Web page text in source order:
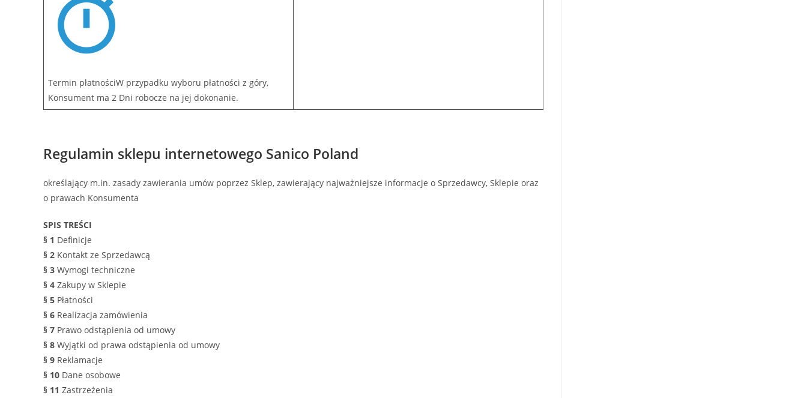
Termin płatnościW przypadku wyboru płatności z góry,
Konsument ma 2 Dni robocze na jej dokonanie.
Regulamin sklepu internetowego Sanico Poland
określający m.in. zasady zawierania umów poprzez Sklep, zawierający najważniejsze informacje o Sprzedawcy, Sklepie oraz
o prawach Konsumenta
SPIS TREŚCI
§ 1 Definicje
§ 2 Kontakt ze Sprzedawcą
§ 3 Wymogi techniczne
§ 4 Zakupy w Sklepie
§ 5 Płatności
§ 6 Realizacja zamówienia
§ 7 Prawo odstąpienia od umowy
§ 8 Wyjątki od prawa odstąpienia od umowy
§ 9 Reklamacje
§ 10 Dane osobowe
§ 11 Zastrzeżenia